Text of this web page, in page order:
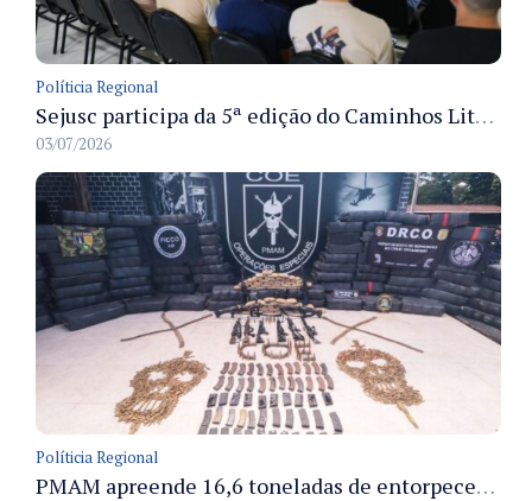
Políticia Regional
Sejusc participa da 5ª edição do Caminhos Literários com foco na cultura hip-hop nas unidades socioeducativas
03/07/2026
Políticia Regional
PMAM apreende 16,6 toneladas de entorpecentes e registra aumento nas prisões em flagrante e nas capturas de foragidos no primeiro semestre de 2026